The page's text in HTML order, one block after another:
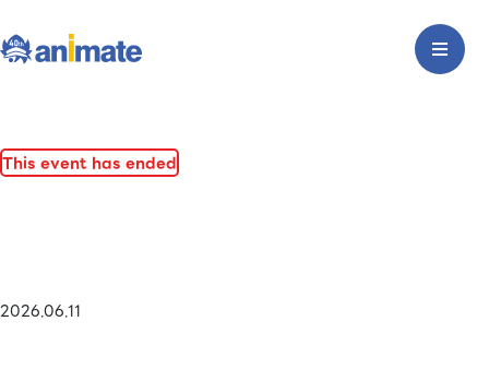
This event has ended
2026.06.11